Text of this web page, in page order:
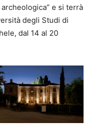
e si terrà
degli Studi di
dal 14 al 20